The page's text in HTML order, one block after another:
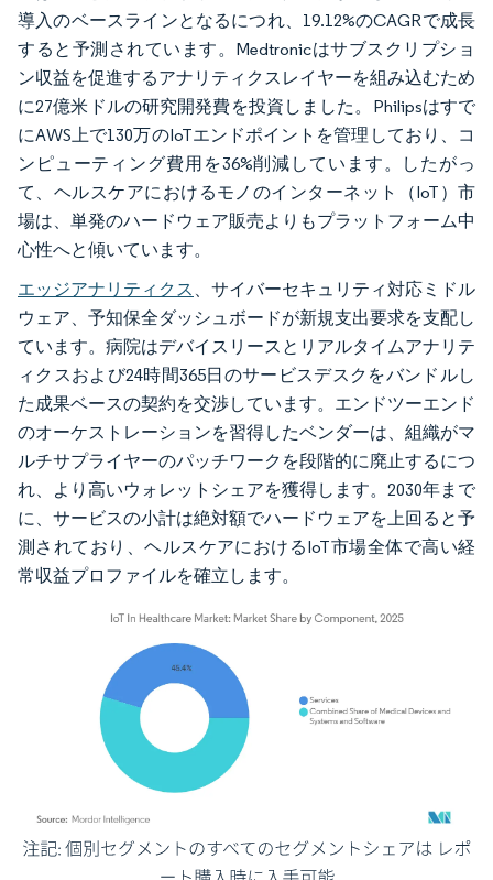
導入のベースラインとなるにつれ、19.12%のCAGRで成長
すると予測されています。Medtronicはサブスクリプショ
ン収益を促進するアナリティクスレイヤーを組み込むため
に27億米ドルの研究開発費を投資しました。Philipsはすで
にAWS上で130万のIoTエンドポイントを管理しており、コ
ンピューティング費用を36%削減しています。したがっ
て、ヘルスケアにおけるモノのインターネット（IoT）市
場は、単発のハードウェア販売よりもプラットフォーム中
心性へと傾いています。
エッジアナリティクス 、サイバーセキュリティ対応ミドル
ウェア、予知保全ダッシュボードが新規支出要求を支配し
ています。病院はデバイスリースとリアルタイムアナリテ
ィクスおよび24時間365日のサービスデスクをバンドルし
た成果ベースの契約を交渉しています。エンドツーエンド
のオーケストレーションを習得したベンダーは、組織がマ
ルチサプライヤーのパッチワークを段階的に廃止するにつ
れ、より高いウォレットシェアを獲得します。2030年まで
に、サービスの小計は絶対額でハードウェアを上回ると予
測されており、ヘルスケアにおけるIoT市場全体で高い経
常収益プロファイルを確立します。
画像 © Mordor Intelligence。再利用にはCC BY 4.0の表示が必要です。